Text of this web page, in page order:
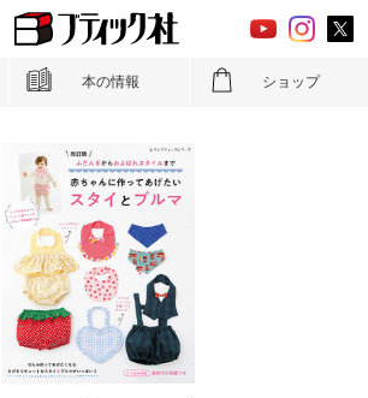
本の情報 ショップ